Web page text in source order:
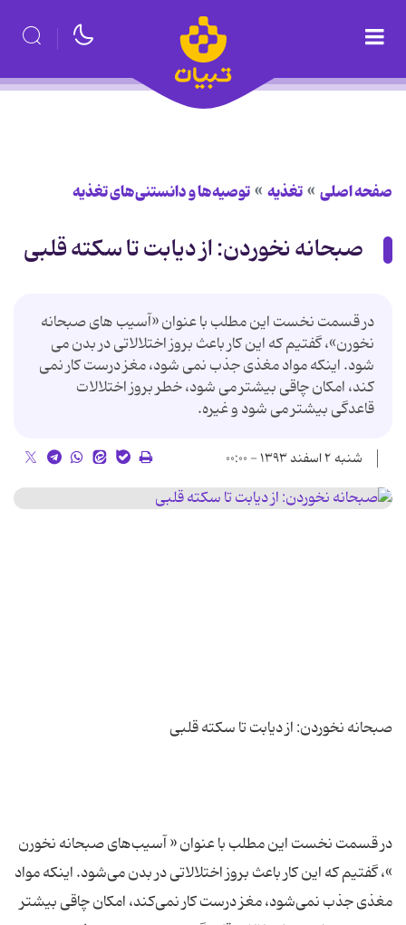
صفحه اصلی تغذیه توصیه‌ها و دانستنی‌های تغذیه
صبحانه نخوردن: از دیابت تا سکته قلبی
در قسمت نخست این مطلب با عنوان «آسیب های صبحانه
نخورن»، گفتیم که این کار باعث بروز اختلالاتی در بدن می
شود. اینکه مواد مغذی جذب نمی شود، مغز درست کار نمی
کند، امکان چاقی بیشتر می شود، خطر بروز اختلالات
قاعدگی بیشتر می شود و غیره.
شنبه ۲ اسفند ۱۳۹۳ - ۰۰:۰۰
در قسمت نخست این مطلب با عنوان « آسیب‌های صبحانه نخورن
»، گفتیم که این کار باعث بروز اختلالاتی در بدن می‌شود. اینکه مواد
مغذی جذب نمی‌شود، مغز درست کار نمی‌کند، امکان چاقی بیشتر